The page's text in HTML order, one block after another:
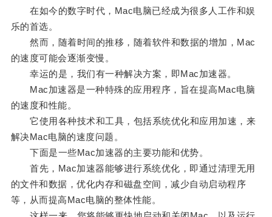
在如今的数字时代，Mac电脑已经成为很多人工作和娱
乐的首选。
然而，随着时间的推移，随着软件和数据的增加，Mac
的速度可能会逐渐变慢。
幸运的是，我们有一种解决方案，即Mac加速器。
Mac加速器是一种特殊的应用程序，旨在提高Mac电脑
的速度和性能。
它使用各种技术和工具，包括系统优化和应用加速，来
解决Mac电脑的速度问题。
下面是一些Mac加速器的主要功能和优势。
首先，Mac加速器能够进行系统优化，即通过清理无用
的文件和数据，优化内存和磁盘空间，减少自动启动程序
等，从而提高Mac电脑的整体性能。